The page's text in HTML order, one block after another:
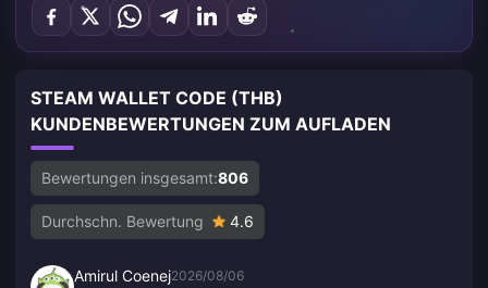
STEAM WALLET CODE (THB)
KUNDENBEWERTUNGEN ZUM AUFLADEN
Bewertungen insgesamt:806
Durchschn. Bewertung 4.6
Amirul Coenej2026/08/06